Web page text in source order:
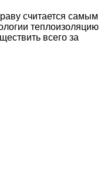
считается самым
теплоизоляцию
всего за